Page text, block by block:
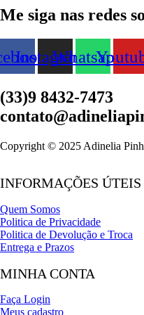
Me siga nas redes
InstagramWhatsapp
(33)9 8432-7473
Copyright © 2025
INFORMAÇÕES ÚTEIS
Quem Somos
Politica de Privacidade
Politica de Devolução e Troca
Entrega e Prazos
MINHA CONTA
Faça Login
Meus cadastro